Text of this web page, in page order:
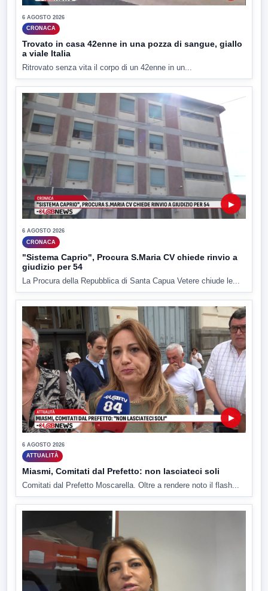
6 AGOSTO 2026
CRONACA
Trovato in casa 42enne in una pozza di sangue, giallo
a viale Italia
Ritrovato senza vita il corpo di un 42enne in un...
▶
6 AGOSTO 2026
CRONACA
"Sistema Caprio", Procura S.Maria CV chiede rinvio a
giudizio per 54
La Procura della Repubblica di Santa Capua Vetere chiude le...
▶
6 AGOSTO 2026
ATTUALITÀ
Miasmi, Comitati dal Prefetto: non lasciateci soli
Comitati dal Prefetto Moscarella. Oltre a rendere noto il flash...